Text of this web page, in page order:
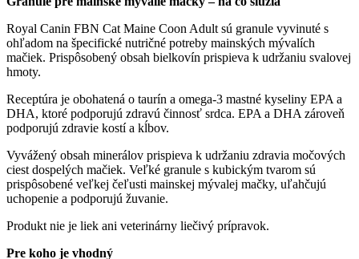
dospelé
mainské
mývalie
mačky
Royal Canin FBN Cat Maine Coon Adult sú granule vyvinuté s
ohľadom na špecifické nutričné potreby mainských mývalích
mačiek. Prispôsobený obsah bielkovín prispieva k udržaniu svalovej
hmoty.
Receptúra je obohatená o taurín a omega-3 mastné kyseliny EPA a
DHA, ktoré podporujú zdravú činnosť srdca. EPA a DHA zároveň
podporujú zdravie kostí a kĺbov.
Vyvážený obsah minerálov prispieva k udržaniu zdravia močových
ciest dospelých mačiek. Veľké granule s kubickým tvarom sú
prispôsobené veľkej čeľusti mainskej mývalej mačky, uľahčujú
uchopenie a podporujú žuvanie.
Produkt nie je liek ani veterinárny liečivý prípravok.
Pre koho je vhodný